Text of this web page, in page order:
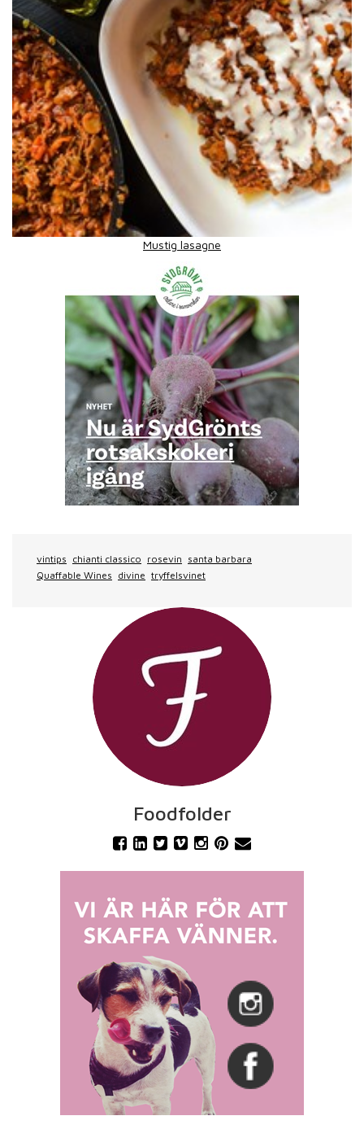
Mustig lasagne
vintips chianti classico rosevin santa barbara
Quaffable Wines divine tryffelsvinet
Foodfolder